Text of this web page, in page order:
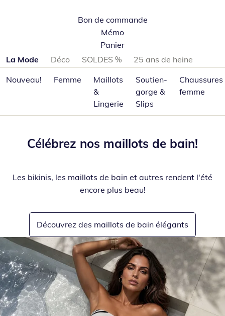
Bon de commande
Mémo
Panier
Passer les catégories de produits
La Mode Déco SOLDES %
25 ans de heine
Nouveau!
Femme
Maillots
&
Lingerie
Soutien-
gorge &
Slips
Chaussures
femme
Célébrez nos maillots de bain!
Les bikinis, les maillots de bain et autres rendent l'été
encore plus beau!
Découvrez des maillots de bain élégants